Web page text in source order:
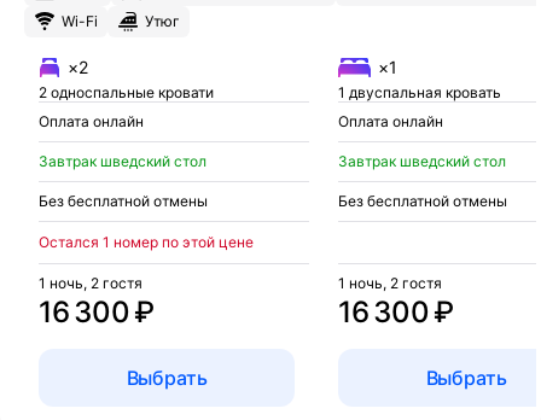
Wi-Fi
Утюг
×2
2 односпальные кровати
Оплата онлайн
Завтрак шведский стол
Без бесплатной отмены
Остался 1 номер по этой цене
16 300 ₽
1 ночь, 2 гостя
Выбрать
×1
1 двуспальная кровать
Оплата онлайн
Завтрак шведский стол
Без бесплатной отмены
16 300 ₽
1 ночь, 2 гостя
Выбрать